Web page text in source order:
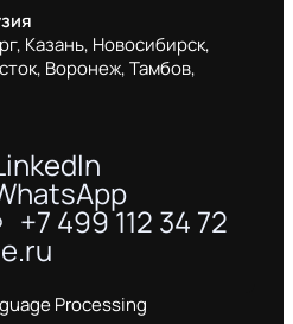
Казань, Новосибирск,
Воронеж, Тамбов,
+7 499 112 34 72
Processing